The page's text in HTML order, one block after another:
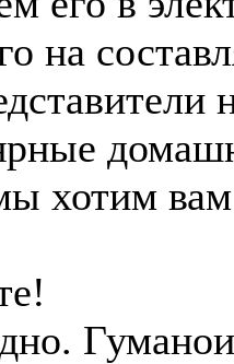
на
хотим